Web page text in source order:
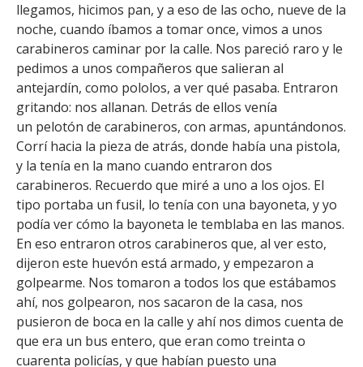
llegamos, hicimos pan, y a eso de las ocho, nueve de la
noche, cuando íbamos a tomar once, vimos a unos
carabineros caminar por la calle. Nos pareció raro y le
pedimos a unos compañeros que salieran al
antejardín, como pololos, a ver qué pasaba. Entraron
gritando: nos allanan. Detrás de ellos venía
un pelotón de carabineros, con armas, apuntándonos.
Corrí hacia la pieza de atrás, donde había una pistola,
y la tenía en la mano cuando entraron dos
carabineros. Recuerdo que miré a uno a los ojos. El
tipo portaba un fusil, lo tenía con una bayoneta, y yo
podía ver cómo la bayoneta le temblaba en las manos.
En eso entraron otros carabineros que, al ver esto,
dijeron este huevón está armado, y empezaron a
golpearme. Nos tomaron a todos los que estábamos
ahí, nos golpearon, nos sacaron de la casa, nos
pusieron de boca en la calle y ahí nos dimos cuenta de
que era un bus entero, que eran como treinta o
cuarenta policías, y que habían puesto una